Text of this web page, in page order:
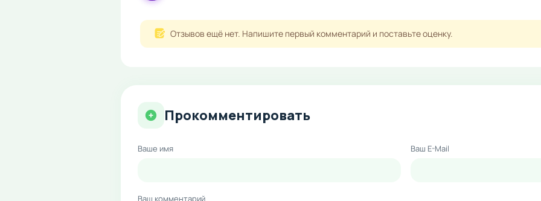
Отзывов ещё нет. Напишите первый комментарий и поставьте оценку.
Прокомментировать
Ваше имя Ваш E-Mail
Ваш комментарий